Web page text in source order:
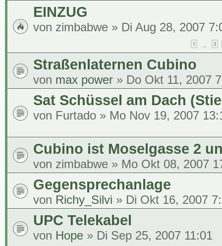
EINZUG
von zimbabwe » Di Aug 28, 2007
1 … 3
Straßenlaternen Cubino
von max power » Do Okt 11, 2007
Sat Schüssel am Dach
von Furtado » Mo Nov 19, 2007
Cubino ist Moselgasse 2
von zimbabwe » Mo Okt 08, 2007
Gegensprechanlage
von Richy_Silvi » Di Okt 16, 2007
UPC Telekabel
von Hope » Di Sep 25, 2007 11:01